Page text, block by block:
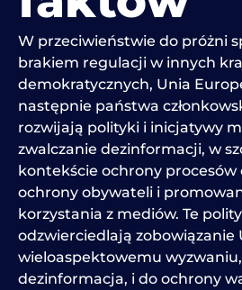
W przeciwieństwie do próżni
brakiem regulacji w innych
demokratycznych, Unia
następnie państwa
rozwijają polityki i inicjatywy
zwalczanie dezinformacji, w
kontekście ochrony
ochrony obywateli i
korzystania z mediów. Te
odzwierciedlają zobowiązanie
wieloaspektowemu
dezinformacja, i do ochrony